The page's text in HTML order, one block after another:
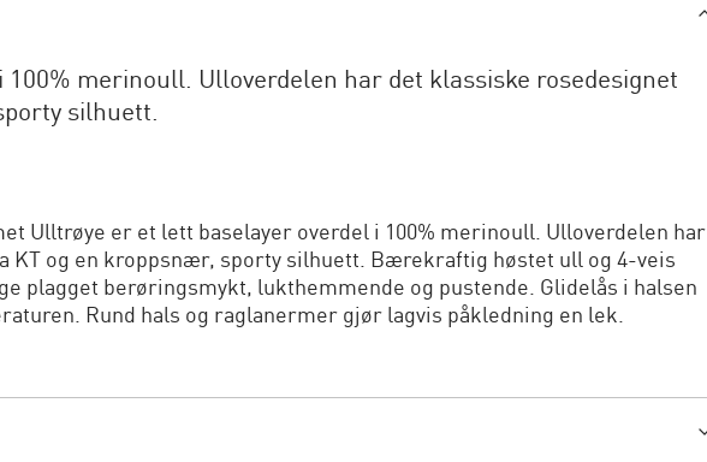
100% merinoull. Ulloverdelen har det klassiske rosedesignet
silhuett.
Ulltrøye er et lett baselayer overdel i 100% merinoull. Ulloverdelen har
KT og en kroppsnær, sporty silhuett. Bærekraftig høstet ull og 4-veis
plagget berøringsmykt, lukthemmende og pustende. Glidelås i halsen
Rund hals og raglanermer gjør lagvis påkledning en lek.